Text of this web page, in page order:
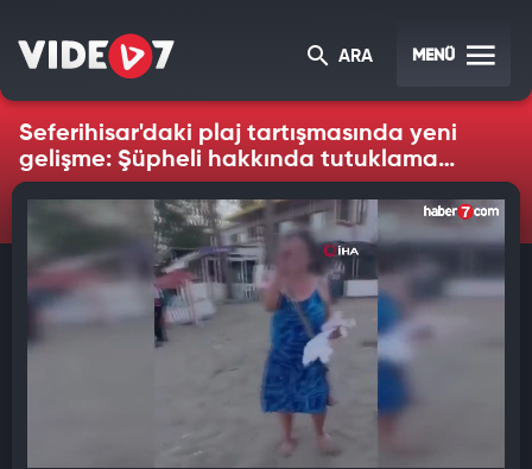
ARA MENÜ
Seferihisar'daki plaj tartışmasında yeni
gelişme: Şüpheli hakkında tutuklama
kararı